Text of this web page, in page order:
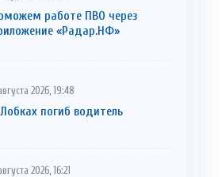
работе ПВО через
«Радар.НФ»
2026, 19:48
погиб водитель
2026, 16:21